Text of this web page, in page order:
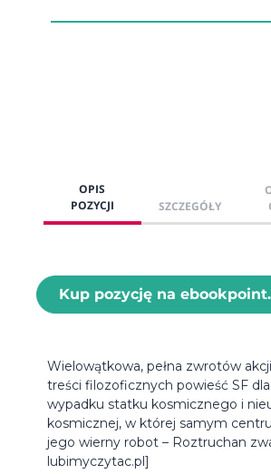
OPIS
POZYCJI
SZCZEGÓŁY
Kup pozycję na
Wielowątkowa, pełna zwrotów
treści filozoficznych powieść SF
wypadku statku kosmicznego i
kosmicznej, w której samym
jego wierny robot – Roztruchan
lubimyczytac.pl]